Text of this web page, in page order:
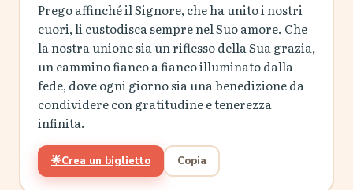
Prego affinché il Signore, che ha unito i nostri
cuori, li custodisca sempre nel Suo amore. Che
la nostra unione sia un riflesso della Sua grazia,
un cammino fianco a fianco illuminato dalla
fede, dove ogni giorno sia una benedizione da
condividere con gratitudine e tenerezza
infinita.
🌟Crea un biglietto Copia